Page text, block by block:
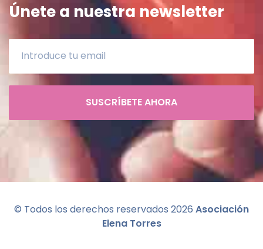
Únete a nuestra newsletter
SUSCRÍBETE AHORA
© Todos los derechos reservados 2026 Asociación
Elena Torres